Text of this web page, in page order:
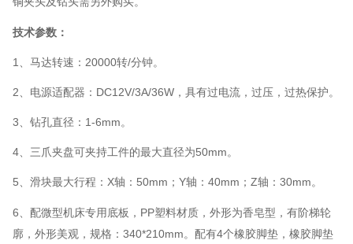
技术参数：
1、马达转速：20000转/分钟。
2、电源适配器：DC12V/3A/36W，具有过电流，过压，过热保护。
3、钻孔直径：1-6mm。
4、三爪夹盘可夹持工件的最大直径为50mm。
5、滑块最大行程：X轴：50mm；Y轴：40mm；Z轴：30mm。
6、配微型机床专用底板，PP塑料材质，外形为香皂型，有阶梯轮
廓，外形美观，规格：340*210mm。配有4个橡胶脚垫，橡胶脚垫